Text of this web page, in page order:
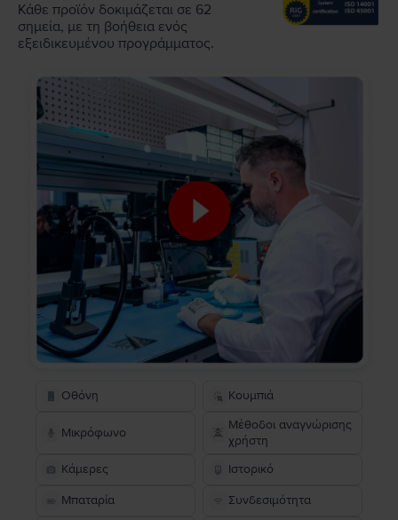
Κάθε προϊόν δοκιμάζεται σε 62
σημεία, με τη βοήθεια ενός
εξειδικευμένου προγράμματος.
Οθόνη Κουμπιά
Μικρόφωνο
Μέθοδοι αναγνώρισης
χρήστη
Κάμερες
Ιστορικό
Μπαταρία Συνδεσιμότητα